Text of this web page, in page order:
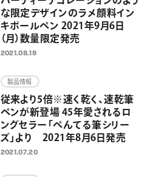
な限定デザインのラメ顔料イン
キボールペン 2021年9月6日
（月）数量限定発売
2021.08.19
製品情報
従来より5倍※速く乾く、速乾筆
ペンが新登場 45年愛されるロ
ングセラー「ぺんてる筆シリー
ズ」より 2021年8月6日発売
2021.07.20